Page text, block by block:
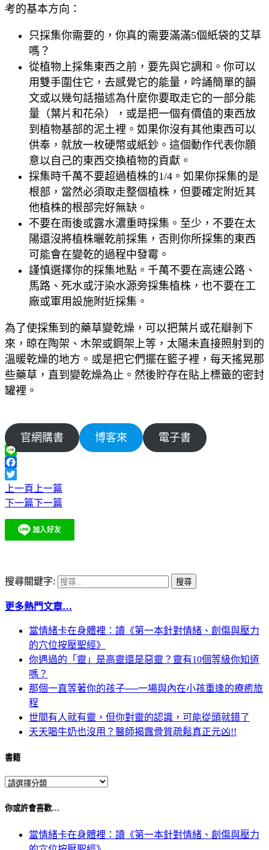
考的基本方向：
只採集你需要的，你真的需要滿滿5個紙袋的艾草
嗎？
從植物上採集東西之前，要先與它調和。你可以
用雙手圍住它，去感覺它的能量，吟誦簡單的韻
文或以幾句話描述為什麼你要取走它的一部分能
量（葉片和花朵），或是把一個有價值的東西放
到植物基部的泥土裡。如果你沒有其他東西可以
供奉，就放一枚硬幣或紙鈔。這個動作代表你願
意以自己的東西交換植物的貢獻。
採集時千萬不要超過植株的1/4。如果你採集的是
根部，當然必須取走整個植株，但要確定附近其
他植株的根部完好無缺。
不要在雨後或露水濃重時採集。至少，不要在太
陽還沒將植株曬乾前採集，否則你所採集的東西
可能會在變乾的過程中發霉。
謹慎選擇你的採集地點。千萬不要在高速公路、
馬路、死水或汙染水源旁採集植株，也不要在工
廠或軍用設施附近採集。
為了使採集到的藥草變乾燥，可以把葉片或花瓣剝下
來，晾在陶架、木架或鋼架上等，太陽未直接照射到的
溫暖乾燥的地方。或是把它們擺在籃子裡，每天搖晃那
些藥草，直到變乾燥為止。然後貯存在貼上標籤的密封
罐裡。
官網購書 博客來 電子書
Line
Facebook
Twitter
上一頁 上一篇
下一篇下一篇
搜尋關鍵字:
更多熱門文章…
當情緒卡在身體裡：讀《第一本針對情緒、創傷與壓力
的穴位按壓聖經》
你遇過的「靈」是高靈還是惡靈？靈有10個等級你知道
嗎？
那個一直等著你的孩子──一場與內在小孩重逢的療癒旅
程
世間有人就有靈，但你對靈的認識，可能從頭就錯了
天天喝牛奶也沒用？醫師揭露骨質疏鬆真正元凶!!
書籍
你或許會喜歡…
當情緒卡在身體裡：讀《第一本針對情緒、創傷與壓力